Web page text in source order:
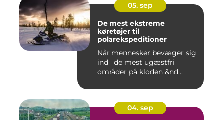
05. sep
De mest ekstreme
køretøjer til
polarekspeditioner
Når mennesker bevæger sig
ind i de mest ugæstfri
områder på kloden &nd...
04. sep